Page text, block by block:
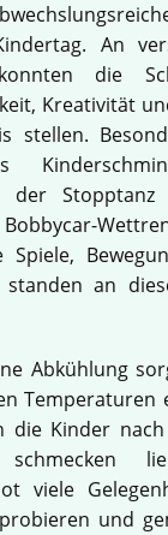
An
die
Kreativität
stellen.
der
Spiele,
standen an
Abkühlung
Temperaturen
die Kinder
schmecken
viele
und